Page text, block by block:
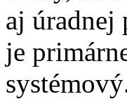
aj úradnej
je